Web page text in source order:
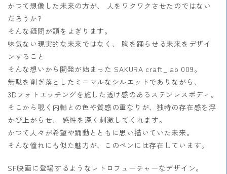
ら
す
や
かつて想像した未来の方が、 人をワクワクさせたのではない
だろうか?
そんな疑問が頭をよぎります。
味気ない現実的な未来ではなく、 胸を踊らせる未来をデザイ
ンすること
そんな想いから開発が始まった SAKURA craft_lab 009。
無駄を削ぎ落としたミニマルなシルエットでありながら、
3Dフォトエッチングを施した透け感のあるステンレスボディ。
そこから覗く内軸との色や質感の重なりが、独特の存在感を浮
かび上がらせ、 感性を深く刺激してくれます。
かつて人々が希望や踊動とともに思い描いていた未来。
そんな憧れにも似た魅力が、このペンには存在しています。
SF映画に登場するようなレトロフューチャーなデザイン。